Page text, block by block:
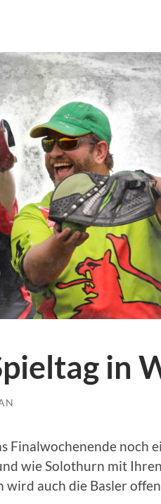
in
Finalwochenende noch
wie Solothurn mit
auch die Basler